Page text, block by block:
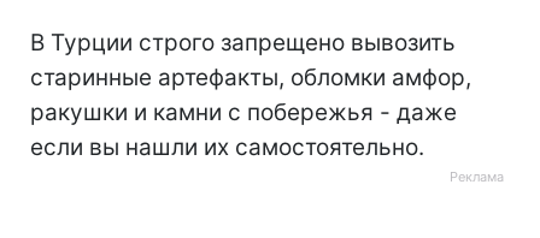
В Турции строго запрещено вывозить
старинные артефакты, обломки амфор,
ракушки и камни с побережья - даже
если вы нашли их самостоятельно.